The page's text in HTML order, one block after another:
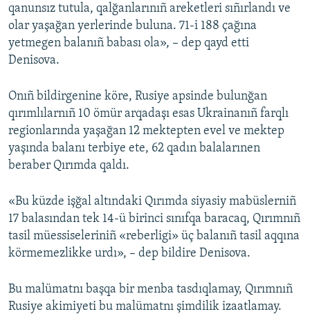
qanunsız tutula, qalğanlarınıñ areketleri sıñırlandı ve
olar yaşağan yerlerinde buluna. 71-i 188 çağına
yetmegen balanıñ babası ola», – dep qayd etti
Denisova.
Onıñ bildirgenine köre, Rusiye apsinde bulunğan
qırımlılarnıñ 10 ömür arqadaşı esas Ukrainanıñ farqlı
regionlarında yaşağan 12 mektepten evel ve mektep
yaşında balanı terbiye ete, 62 qadın balalarınen
beraber Qırımda qaldı.
«Bu küzde işğal altındaki Qırımda siyasiy mabüslerniñ
17 balasından tek 14-ü birinci sınıfqa baracaq, Qırımnıñ
tasil müessiseleriniñ «reberligi» üç balanıñ tasil aqqına
körmemezlikke urdı», – dep bildire Denisova.
Bu malümatnı başqa bir menba tasdıqlamay, Qırımnıñ
Rusiye akimiyeti bu malümatnı şimdilik izaatlamay.